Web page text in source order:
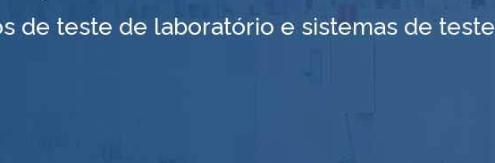
de teste de laboratório e sistemas de teste